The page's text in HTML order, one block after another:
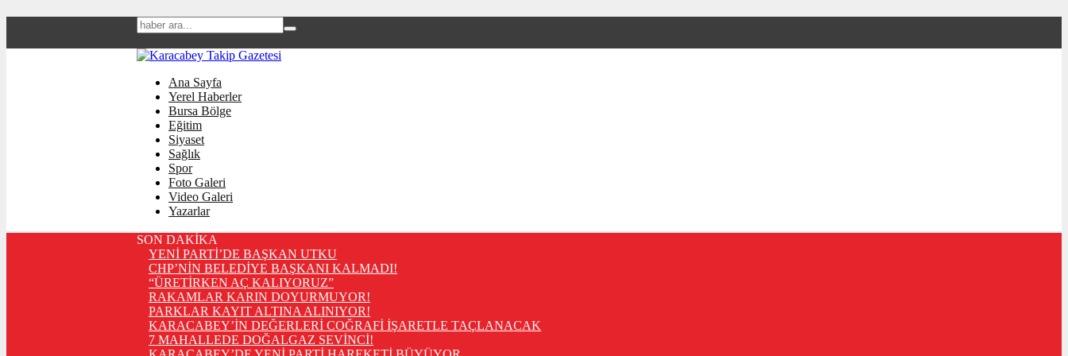
Ana Sayfa
Yerel Haberler
Bursa Bölge
Eğitim
Siyaset
Sağlık
Spor
Foto Galeri
Video Galeri
Yazarlar
SON DAKİKA
YENİ PARTİ’DE BAŞKAN UTKU
CHP’NİN BELEDİYE BAŞKANI KALMADI!
“ÜRETİRKEN AÇ KALIYORUZ”
RAKAMLAR KARIN DOYURMUYOR!
PARKLAR KAYIT ALTINA ALINIYOR!
KARACABEY’İN DEĞERLERİ COĞRAFİ İŞARETLE TAÇLANACAK
7 MAHALLEDE DOĞALGAZ SEVİNCİ!